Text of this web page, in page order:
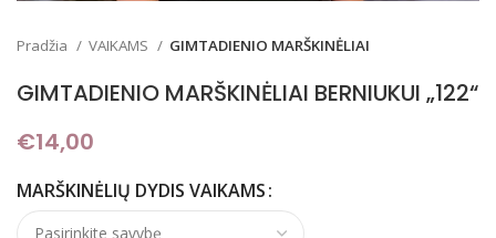
Pradžia VAIKAMS GIMTADIENIO MARŠKINĖLIAI
GIMTADIENIO MARŠKINĖLIAI BERNIUKUI „122“
€14,00
MARŠKINĖLIŲ DYDIS VAIKAMS